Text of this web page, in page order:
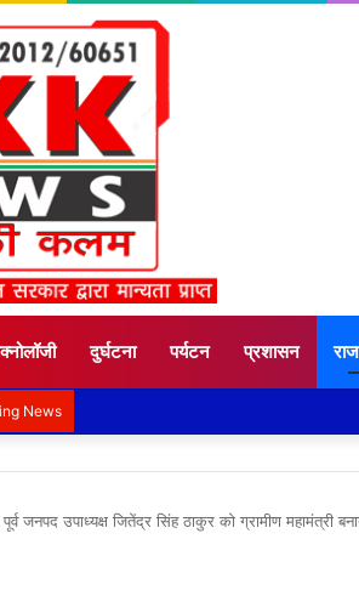
दुर्घटना पर्यटन प्रशासन
News
जनपद उपाध्यक्ष जितेंद्र सिंह ठाकुर को ग्रामीण महामंत्री